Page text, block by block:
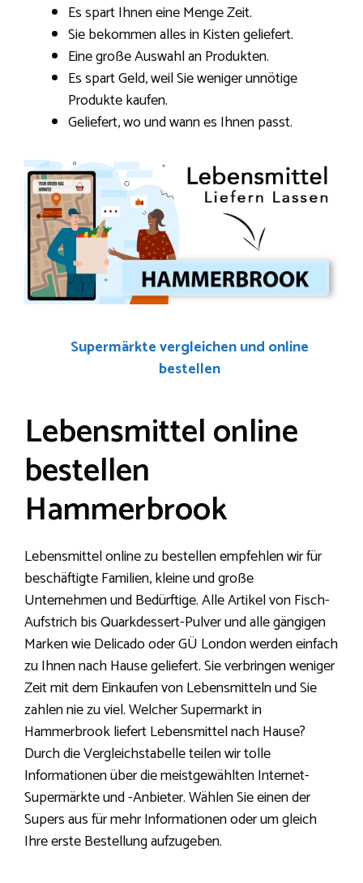
Es spart Ihnen eine Menge Zeit.
Sie bekommen alles in Kisten geliefert.
Eine große Auswahl an Produkten.
Es spart Geld, weil Sie weniger unnötige
Produkte kaufen.
Geliefert, wo und wann es Ihnen passt.
Supermärkte vergleichen und online
bestellen
Lebensmittel online
bestellen
Hammerbrook
Lebensmittel online zu bestellen empfehlen wir für
beschäftigte Familien, kleine und große
Unternehmen und Bedürftige. Alle Artikel von Fisch-
Aufstrich bis Quarkdessert-Pulver und alle gängigen
Marken wie Delicado oder GÜ London werden einfach
zu Ihnen nach Hause geliefert. Sie verbringen weniger
Zeit mit dem Einkaufen von Lebensmitteln und Sie
zahlen nie zu viel. Welcher Supermarkt in
Hammerbrook liefert Lebensmittel nach Hause?
Durch die Vergleichstabelle teilen wir tolle
Informationen über die meistgewählten Internet-
Supermärkte und -Anbieter. Wählen Sie einen der
Supers aus für mehr Informationen oder um gleich
Ihre erste Bestellung aufzugeben.